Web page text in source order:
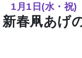
い お問合わせ イベン
1⽉1⽇(⽔・祝)
新春凧あげ